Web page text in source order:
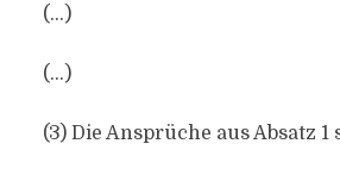
(…)
(…)
(3) Die Ansprüche aus Absatz 1